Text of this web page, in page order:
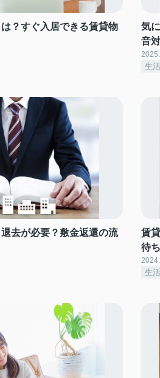
？すぐ入居できる賃貸物
気
音
生
去が必要？敷金返還の流
賃
待
生